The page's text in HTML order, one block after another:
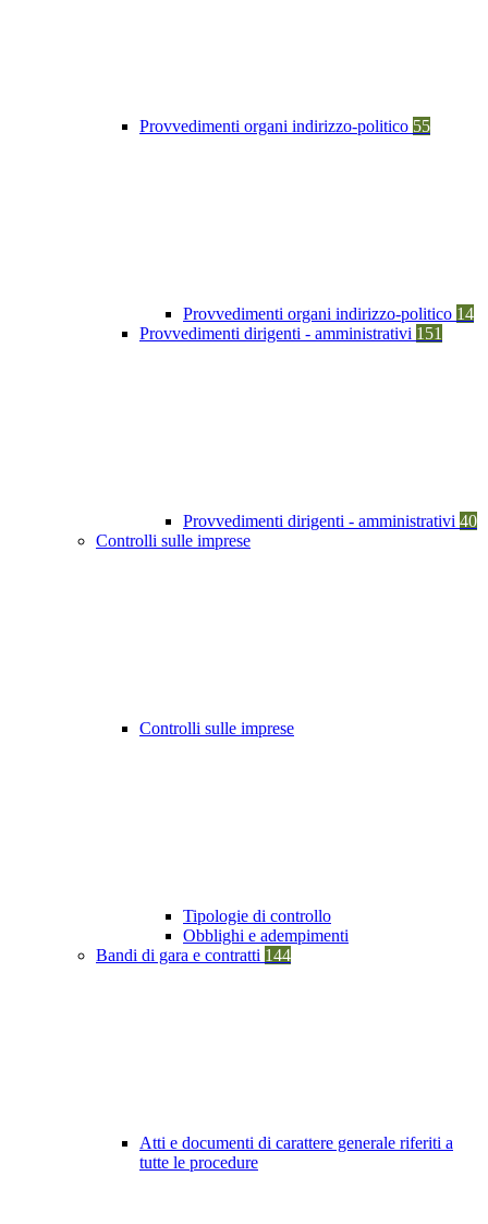
Provvedimenti organi indirizzo-politico 55
Provvedimenti organi indirizzo-politico 14
Provvedimenti dirigenti - amministrativi 151
Provvedimenti dirigenti - amministrativi 40
Controlli sulle imprese
Controlli sulle imprese
Tipologie di controllo
Obblighi e adempimenti
Bandi di gara e contratti 144
Atti e documenti di carattere generale riferiti a
tutte le procedure